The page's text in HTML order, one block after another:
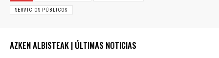
SERVICIOS PÚBLICOS
AZKEN ALBISTEAK | ÚLTIMAS NOTICIAS